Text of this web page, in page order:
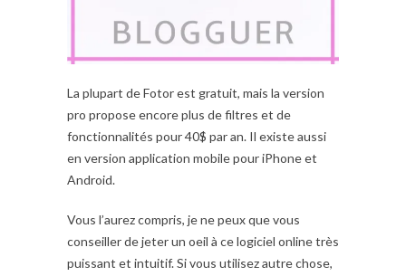
La plupart de Fotor est gratuit, mais la version
pro propose encore plus de filtres et de
fonctionnalités pour 40$ par an. Il existe aussi
en version application mobile pour iPhone et
Android.
Vous l’aurez compris, je ne peux que vous
conseiller de jeter un oeil à ce logiciel online très
puissant et intuitif. Si vous utilisez autre chose,